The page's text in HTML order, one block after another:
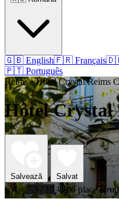
🇬🇧 English🇫🇷 Français
🇵🇹 Português
Reims › Hôtel Crystal Reims
Hôtel Crystal
Salvează Salvat
⭐⭐⭐ 7.3 / 10
86 place